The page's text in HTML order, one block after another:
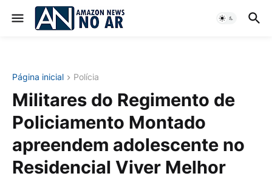
Página inicial Polícia
Militares do Regimento de
Policiamento Montado
apreendem adolescente no
Residencial Viver Melhor